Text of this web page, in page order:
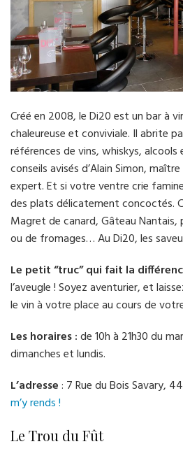
Créé en 2008, le Di20 est un bar à
chaleureuse et conviviale. Il abrite
références de vins, whiskys,
conseils avisés d’Alain Simon,
expert. Et si votre ventre crie
des plats délicatement concoctés.
Magret de canard, Gâteau Nantais,
ou de fromages… Au Di20, les
Le petit “truc” qui fait la
l’aveugle ! Soyez aventurier, et
le vin à votre place au cours de
Les horaires :de 10h à 21h30 du
dimanches et lundis.
L’adresse: 7 Rue du Bois Savary,
m’y rends !
Le Trou du Fût